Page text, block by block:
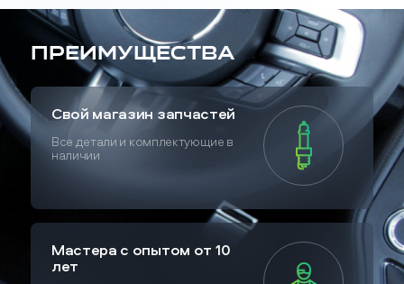
Преимущества
Свой магазин запчастей
Все детали и комплектующие в
наличии
Мастера с опытом от 10
лет